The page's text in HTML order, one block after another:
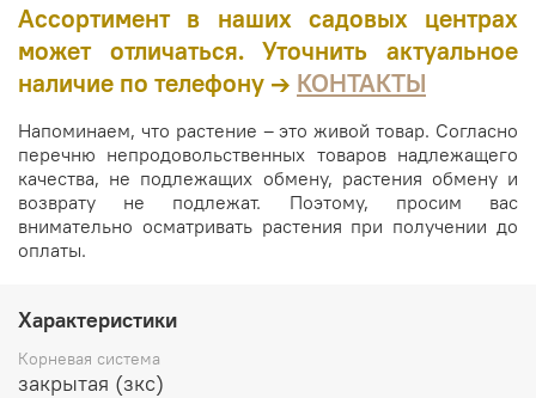
Ассортимент в наших садовых центрах
может отличаться. Уточнить актуальное
наличие по телефону → КОНТАКТЫ
Напоминаем, что растение – это живой товар. Согласно
перечню непродовольственных товаров надлежащего
качества, не подлежащих обмену, растения обмену и
возврату не подлежат. Поэтому, просим вас
внимательно осматривать растения при получении до
оплаты.
Характеристики
Корневая система
закрытая (зкс)